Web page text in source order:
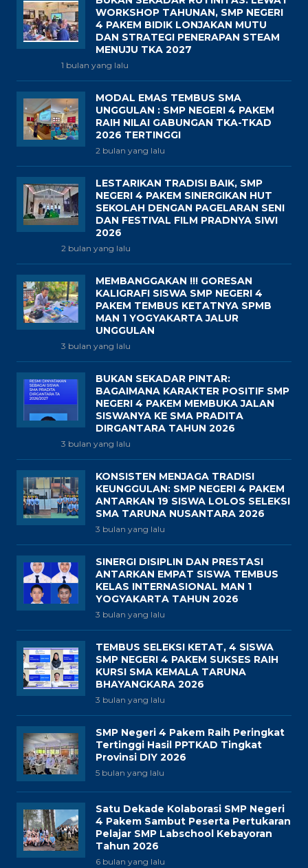
WORKSHOP TAHUNAN, SMP NEGERI
4 PAKEM BIDIK LONJAKAN MUTU
DAN STRATEGI PENERAPAN STEAM
MENUJU TKA 2027
1 bulan yang lalu
MODAL EMAS TEMBUS SMA
UNGGULAN : SMP NEGERI 4 PAKEM
RAIH NILAI GABUNGAN TKA-TKAD
2026 TERTINGGI
2 bulan yang lalu
LESTARIKAN TRADISI BAIK, SMP
NEGERI 4 PAKEM SINERGIKAN HUT
SEKOLAH DENGAN PAGELARAN SENI
DAN FESTIVAL FILM PRADNYA SIWI
2026
2 bulan yang lalu
MEMBANGGAKAN !!! GORESAN
KALIGRAFI SISWA SMP NEGERI 4
PAKEM TEMBUS KETATNYA SPMB
MAN 1 YOGYAKARTA JALUR
UNGGULAN
3 bulan yang lalu
BUKAN SEKADAR PINTAR:
BAGAIMANA KARAKTER POSITIF SMP
NEGERI 4 PAKEM MEMBUKA JALAN
SISWANYA KE SMA PRADITA
DIRGANTARA TAHUN 2026
3 bulan yang lalu
KONSISTEN MENJAGA TRADISI
KEUNGGULAN: SMP NEGERI 4 PAKEM
ANTARKAN 19 SISWA LOLOS SELEKSI
SMA TARUNA NUSANTARA 2026
3 bulan yang lalu
SINERGI DISIPLIN DAN PRESTASI
ANTARKAN EMPAT SISWA TEMBUS
KELAS INTERNASIONAL MAN 1
YOGYAKARTA TAHUN 2026
3 bulan yang lalu
TEMBUS SELEKSI KETAT, 4 SISWA
SMP NEGERI 4 PAKEM SUKSES RAIH
KURSI SMA KEMALA TARUNA
BHAYANGKARA 2026
3 bulan yang lalu
SMP Negeri 4 Pakem Raih Peringkat
Tertinggi Hasil PPTKAD Tingkat
Provinsi DIY 2026
5 bulan yang lalu
Satu Dekade Kolaborasi SMP Negeri
4 Pakem Sambut Peserta Pertukaran
Pelajar SMP Labschool Kebayoran
Tahun 2026
6 bulan yang lalu